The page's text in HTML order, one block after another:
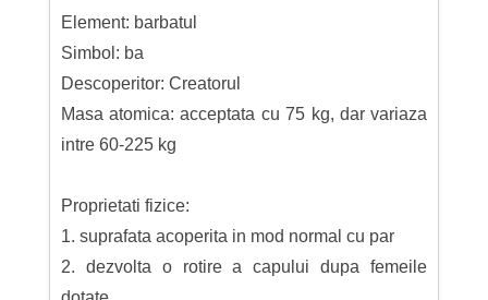
Element: barbatul
Simbol: ba
Descoperitor: Creatorul
Masa atomica: acceptata cu 75 kg, dar variaza
intre 60-225 kg
Proprietati fizice:
1. suprafata acoperita in mod normal cu par
2. dezvolta o rotire a capului dupa femeile